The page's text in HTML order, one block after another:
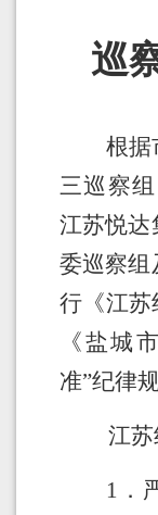
巡
根据
三巡察组
江苏悦达
委巡察组
行《江苏
《盐城
准”纪律
江
1 ．